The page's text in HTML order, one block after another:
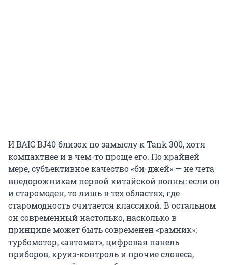
И BAIC BJ40 близок по замыслу к Tank 300, хотя
компактнее и в чем-то проще его. По крайней
мере, субъективное качество «би-джей» — не чета
внедорожникам первой китайской волны: если он
и старомоден, то лишь в тех областях, где
старомодность считается классикой. В остальном
он современный настолько, насколько в
принципе может быть современен «рамник»:
турбомотор, «автомат», цифровая панель
приборов, круиз-контроль и прочие словеса,